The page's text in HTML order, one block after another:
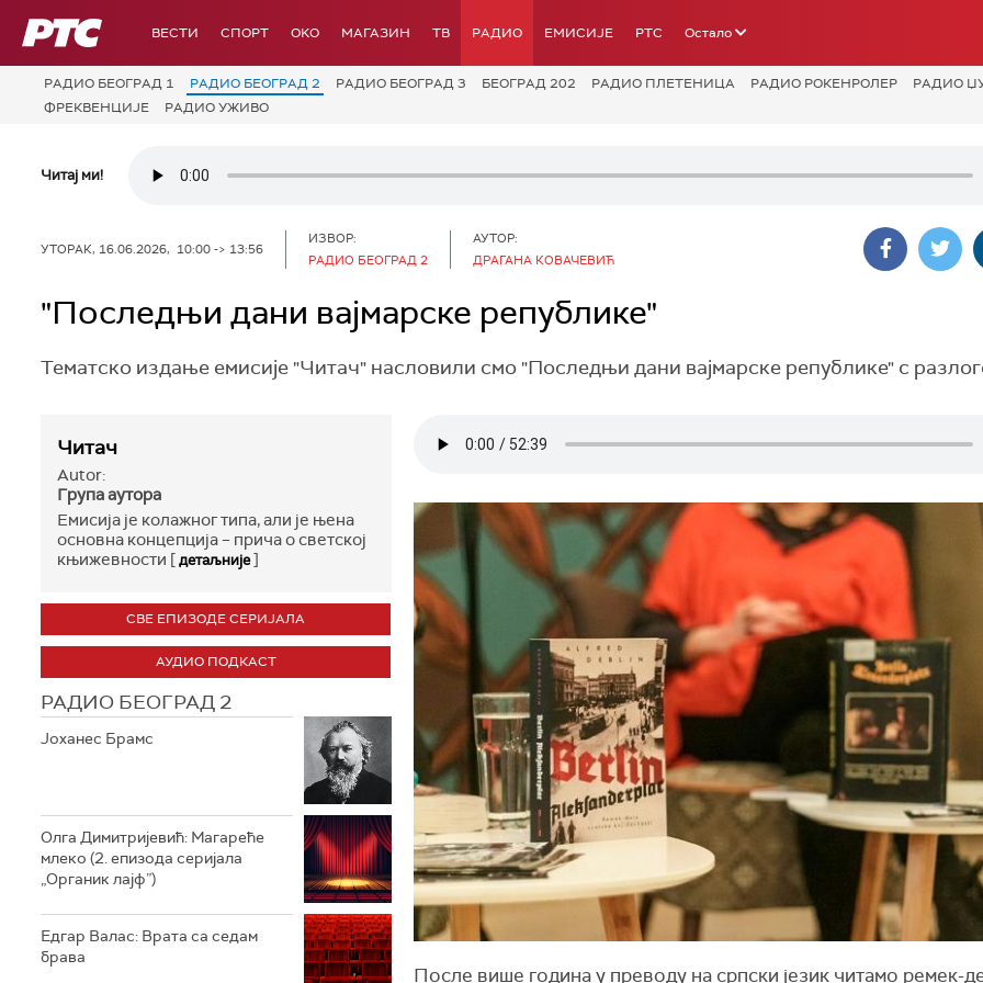
РТС ВЕСТИ СПОРТ OKO МАГАЗИН ТВ РАДИО ЕМИСИЈЕ РТС Остало
РАДИО БЕОГРАД 1 РАДИО БЕОГРАД 2 РАДИО БЕОГРАД 3 БЕОГРАД 202 РАДИО ПЛЕТЕНИЦА РАДИО РОКЕНРОЛЕР
РАДИО
ФРЕКВЕНЦИЈЕ
РАДИО УЖИВО
Читај ми!
УТОРАК, 16.06.2026, 10:00 -> 13:56
ИЗВОР:
РАДИО БЕОГРАД 2
АУТОР:
ДРАГАНА КОВАЧЕВИЋ
"Последњи дани вајмарске републике"
Тематско издање емисије "Читач" насловили смо "Последњи дани вајмарске републике" с
Читач
Autor:
Група аутора
Емисија је колажног типа, али је њена
основна концепција – прича о светској
књижевности [детаљније]
СВЕ ЕПИЗОДЕ СЕРИЈАЛА
АУДИО ПОДКАСТ
РАДИО БЕОГРАД 2
Јоханес Брамс
Олга Димитријевић: Магареће
млеко (2. епизода серијала
„Органик лајф”)
Едгар Валас: Врата са седам
брава
После више година у преводу на српски језик читамо ремек-